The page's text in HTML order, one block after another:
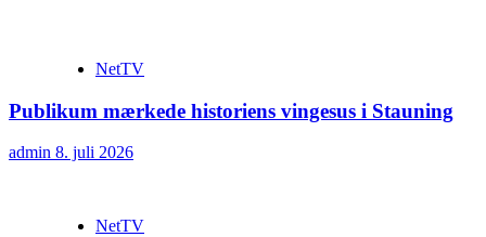
NetTV
Publikum mærkede historiens vingesus i Stauning
admin 8. juli 2026
NetTV